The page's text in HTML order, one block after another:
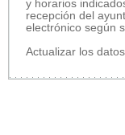
y horarios
recepción del
electrónico según
Actualizar los datos